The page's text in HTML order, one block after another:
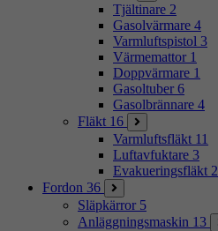
Tjältinare 2
Gasolvärmare 4
Varmluftspistol 3
Värmemattor 1
Doppvärmare 1
Gasoltuber 6
Gasolbrännare 4
Fläkt 16
Varmluftsfläkt 11
Luftavfuktare 3
Evakueringsfläkt 2
Fordon 36
Släpkärror 5
Anläggningsmaskin 13